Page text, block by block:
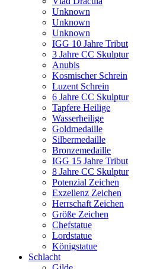
Unknown
Unknown
Unknown
IGG 10 Jahre Tribut
3 Jahre CC Skulptur
Anubis
Kosmischer Schrein
Luzent Schrein
6 Jahre CC Skulptur
Tapfere Heilige
Wasserheilige
Goldmedaille
Silbermedaille
Bronzemedaille
IGG 15 Jahre Tribut
8 Jahre CC Skulptur
Potenzial Zeichen
Exzellenz Zeichen
Herrschaft Zeichen
Größe Zeichen
Chefstatue
Lordstatue
Königstatue
Schlacht